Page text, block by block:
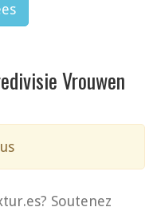
Vrouwen
Soutenez